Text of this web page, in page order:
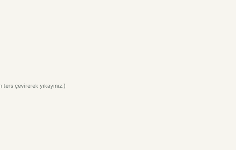
ters çevirerek yıkayınız.)